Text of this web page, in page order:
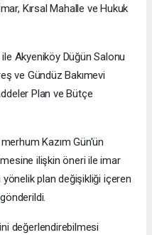
Kırsal Mahalle ve Hukuk
Akyeniköy Düğün Salonu
ve Gündüz Bakımevi
Plan ve Bütçe
Kazım Gün'ün
ilişkin öneri ile imar
yönelik plan değişikliği içeren
değerlendirebilmesi